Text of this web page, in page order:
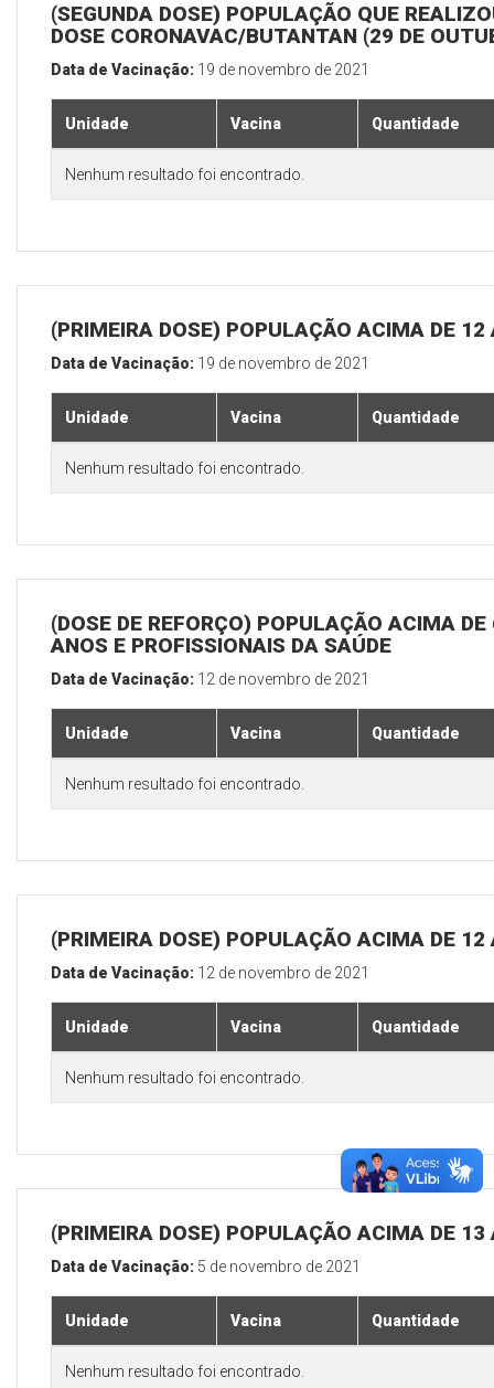
(SEGUNDA DOSE) POPULAÇÃO QUE
DOSE CORONAVAC/BUTANTAN (29 DE
Data de Vacinação: 19 de novembro de 2021
Unidade Vacina Quantidade
Nenhum resultado foi encontrado.
(PRIMEIRA DOSE) POPULAÇÃO ACIMA DE 12
Data de Vacinação: 19 de novembro de 2021
Unidade Vacina Quantidade
Nenhum resultado foi encontrado.
(DOSE DE REFORÇO) POPULAÇÃO ACIMA DE
ANOS E PROFISSIONAIS DA SAÚDE
Data de Vacinação: 12 de novembro de 2021
Unidade Vacina Quantidade
Nenhum resultado foi encontrado.
(PRIMEIRA DOSE) POPULAÇÃO ACIMA DE 12
Data de Vacinação: 12 de novembro de 2021
Unidade Vacina Quantidade
Nenhum resultado foi encontrado.
(PRIMEIRA DOSE) POPULAÇÃO ACIMA DE 13
Data de Vacinação: 5 de novembro de 2021
Unidade Vacina Quantidade
Nenhum resultado foi encontrado.